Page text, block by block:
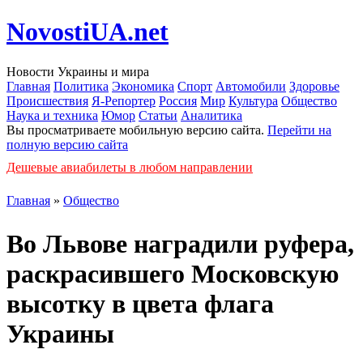
NovostiUA.net
Новости Украины и мира
Главная Политика Экономика Спорт Автомобили Здоровье
Происшествия Я-Репортер Россия Мир Культура Общество
Наука и техника Юмор Статьи Аналитика
Вы просматриваете мобильную версию сайта. Перейти на
полную версию сайта
Дешевые авиабилеты в любом направлении
Главная » Общество
Во Львове наградили руфера,
раскрасившего Московскую
высотку в цвета флага
Украины